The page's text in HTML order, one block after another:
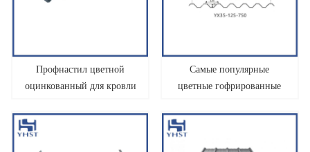
Профнастил цветной
оцинкованный для кровли
Самые популярные
цветные гофрированные